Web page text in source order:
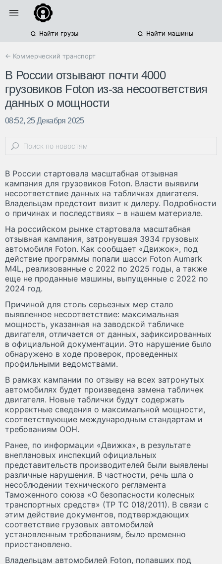
Найти грузы Найти машины
← Коммерческий транспорт
В России отзывают почти 4000
грузовиков Foton из-за несоответствия
данных о мощности
08:52, 25 Декабря 2025
В России стартовала масштабная отзывная
кампания для грузовиков Foton. Власти выявили
несоответствие данных на табличках двигателя.
Владельцам предстоит визит к дилеру. Подробности
о причинах и последствиях – в нашем материале.
На российском рынке стартовала масштабная
отзывная кампания, затронувшая 3934 грузовых
автомобиля Foton. Как сообщает «Движок», под
действие программы попали шасси Foton Aumark
M4L, реализованные с 2022 по 2025 годы, а также
еще не проданные машины, выпущенные с 2022 по
2024 год.
Причиной для столь серьезных мер стало
выявленное несоответствие: максимальная
мощность, указанная на заводской табличке
двигателя, отличается от данных, зафиксированных
в официальной документации. Это нарушение было
обнаружено в ходе проверок, проведенных
профильными ведомствами.
В рамках кампании по отзыву на всех затронутых
автомобилях будет произведена замена табличек
двигателя. Новые таблички будут содержать
корректные сведения о максимальной мощности,
соответствующие международным стандартам и
требованиям ООН.
Ранее, по информации «Движка», в результате
внеплановых инспекций официальных
представительств производителей были выявлены
различные нарушения. В частности, речь шла о
несоблюдении технического регламента
Таможенного союза «О безопасности колесных
транспортных средств» (ТР ТС 018/2011). В связи с
этим действие документов, подтверждающих
соответствие грузовых автомобилей
установленным требованиям, было временно
приостановлено.
Владельцам автомобилей Foton, попавших под